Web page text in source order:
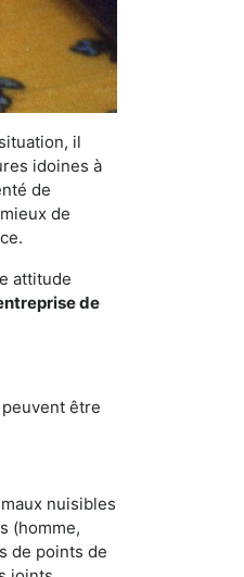
il
idoines à
de
de
attitude
de
être
nuisibles
(homme,
de points de